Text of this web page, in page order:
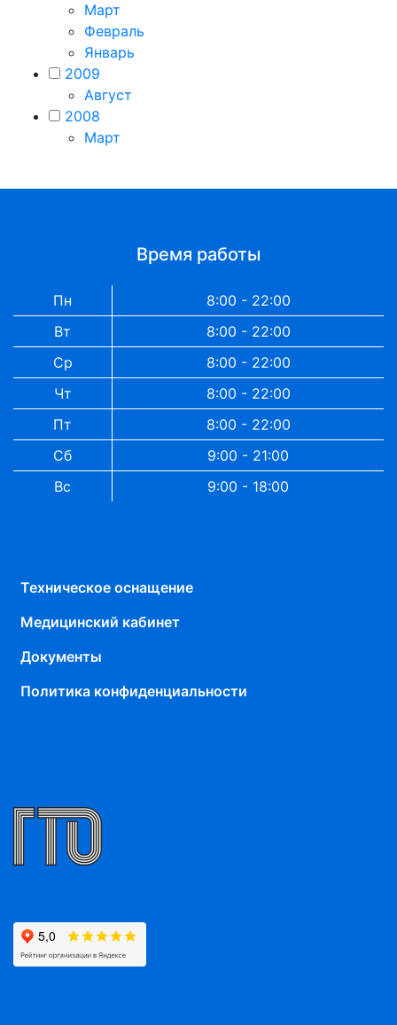
Март
Февраль
Январь
2009
Август
2008
Март
Время работы
Пн
8:00 - 22:00
Вт
8:00 - 22:00
Ср
8:00 - 22:00
Чт
8:00 - 22:00
Пт
8:00 - 22:00
Сб
9:00 - 21:00
Вс
9:00 - 18:00
Техническое оснащение
Медицинский кабинет
Документы
Политика конфиденциальности